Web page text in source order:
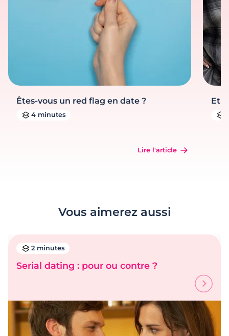
Êtes-vous un red flag en date ?
4 minutes
Lire l'article
Et
Vous aimerez aussi
2 minutes
Serial dating : pour ou contre ?